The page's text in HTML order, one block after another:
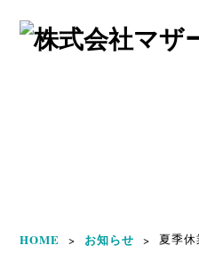
HOME > お知らせ > 夏季